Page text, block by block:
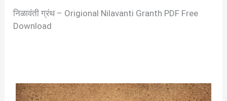
निळावंती ग्रंथ – Origional Nilavanti Granth PDF Free
Download